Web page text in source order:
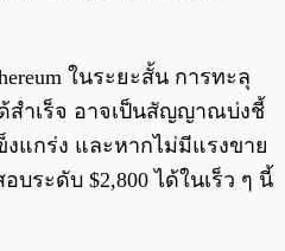
ในระยะสั้น การทะลุ
สำเร็จ อาจเป็นสัญญาณบ่งชี้
แกร่ง และหากไม่มีแรงขาย
ระดับ $2,800 ได้ในเร็ว ๆ นี้